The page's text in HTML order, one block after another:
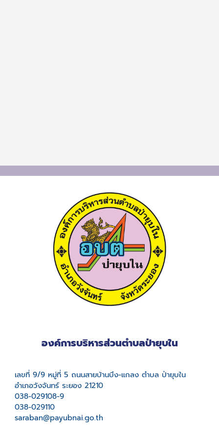
องค์การบริหารส่วนตำบลป่ายุบใน
เลขที่ 9/9 หมู่ที่ 5 ถนนสายบ้านบึง-แกลง ตำบล ป่ายุบใน
อำเภอวังจันทร์ ระยอง 21210
038-029108-9
038-029110
saraban@payubnai.go.th